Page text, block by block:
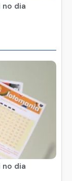
no dia
no dia